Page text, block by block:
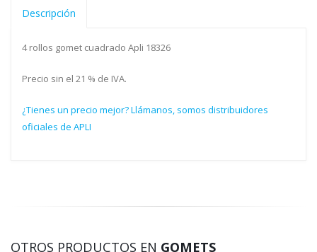
Descripción
4 rollos gomet cuadrado Apli 18326
Precio sin el 21 % de IVA.
¿Tienes un precio mejor? Llámanos, somos distribuidores
oficiales de APLI
OTROS PRODUCTOS EN GOMETS